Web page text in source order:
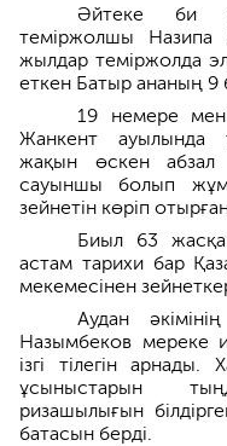
Әйтеке би
теміржолшы
жылдар теміржолда
еткен Батыр ананың 9
19 немере
Жанкент ауылында
жақын өскен
сауыншы болып
зейнетін көріп
Биыл 63
астам тарихи бар
мекемесінен
Аудан
Назымбеков мереке
ізгі тілегін
ұсыныстарын
ризашылығын
батасын берді.